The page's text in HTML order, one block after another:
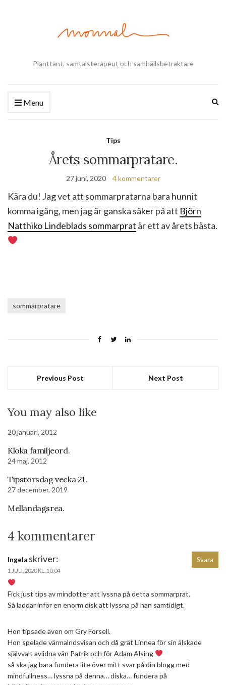
Planttant, samtalsterapeut och samhällsbetraktare
Menu
Tips
Årets sommarpratare.
27 juni, 2020 4 kommentarer
Kära du! Jag vet att sommarpratarna bara hunnit
komma igång, men jag är ganska säker på att Björn
Natthiko Lindeblads sommarprat är ett av årets bästa.
sommarpratare
Previous Post Next Post
You may also like
20 januari, 2012
Kloka familjeord.
24 maj, 2012
Tipstorsdag vecka 21.
27 december, 2019
Mellandagsrea.
4 kommentarer
Ingela skriver:
1 JULI, 2020 KL. 10:04
Fick just tips av mindotter att lyssna på detta sommarprat.
Så laddar inför en enorm disk att lyssna på han samtidigt.
Hon tipsade även om Gry Forsell.
Hon spelade värmalndsvisan och då grät Linnea för sin älskade
självvalt avlidna vän Patrik och för Adam Alsing
så ska jag bara fundera lite över mitt svar på din blogg med
mindfullness… lyssna på denna… diska… fundera på
Svara